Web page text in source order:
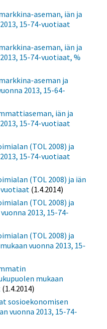
aseman, iän ja
15-74-vuotiaat
aseman, iän ja
15-74-vuotiaat, %
aseman ja
2013, 15-64-
iän ja
15-74-vuotiaat
(TOL 2008) ja
15-74-vuotiaat
(TOL 2008) ja iän
vuotiaat (1.4.2014)
(TOL 2008) ja
2013, 15-74-
(TOL 2008) ja
vuonna 2013, 15-
mukaan
(1.4.2014)
sosioekonomisen
vuonna 2013, 15-74-